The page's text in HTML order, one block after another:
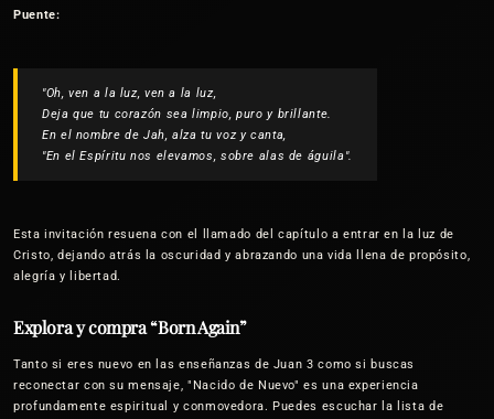
Puente:
"Oh, ven a la luz, ven a la luz,
Deja que tu corazón sea limpio, puro y brillante.
En el nombre de Jah, alza tu voz y canta,
"En el Espíritu nos elevamos, sobre alas de águila".
Esta invitación resuena con el llamado del capítulo a entrar en la luz de
Cristo, dejando atrás la oscuridad y abrazando una vida llena de propósito,
alegría y libertad.
Explora y compra “Born Again”
Tanto si eres nuevo en las enseñanzas de Juan 3 como si buscas
reconectar con su mensaje, "Nacido de Nuevo" es una experiencia
profundamente espiritual y conmovedora. Puedes escuchar la lista de